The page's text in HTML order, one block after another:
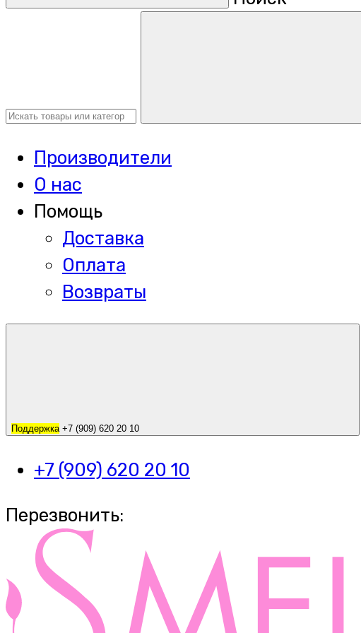
Производители
О нас
Помощь
Доставка
Оплата
Возвраты
Поддержка +7 (909) 620 20 10
+7 (909) 620 20 10
Перезвонить: